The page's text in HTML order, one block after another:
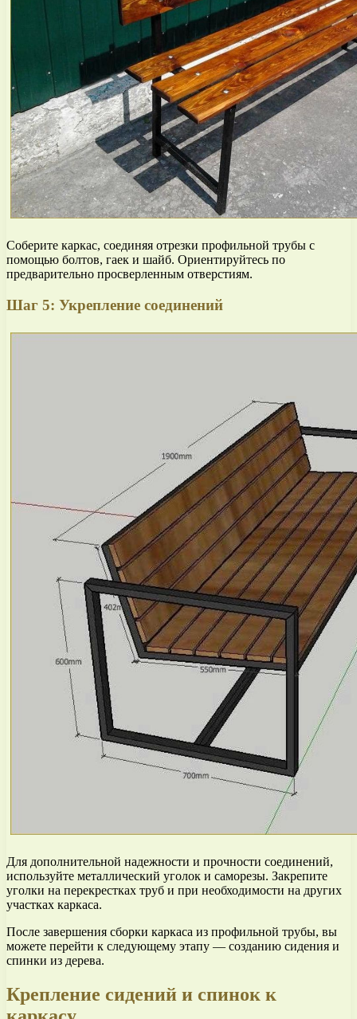
Соберите каркас, соединяя отрезки профильной трубы с
помощью болтов, гаек и шайб. Ориентируйтесь по
предварительно просверленным отверстиям.
Шаг 5: Укрепление соединений
Для дополнительной надежности и прочности соединений,
используйте металлический уголок и саморезы. Закрепите
уголки на перекрестках труб и при необходимости на других
участках каркаса.
После завершения сборки каркаса из профильной трубы, вы
можете перейти к следующему этапу — созданию сидения и
спинки из дерева.
Крепление сидений и спинок к